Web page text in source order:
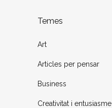
Temes
Art
Articles per pensar
Business
Creativitat i entusiasme